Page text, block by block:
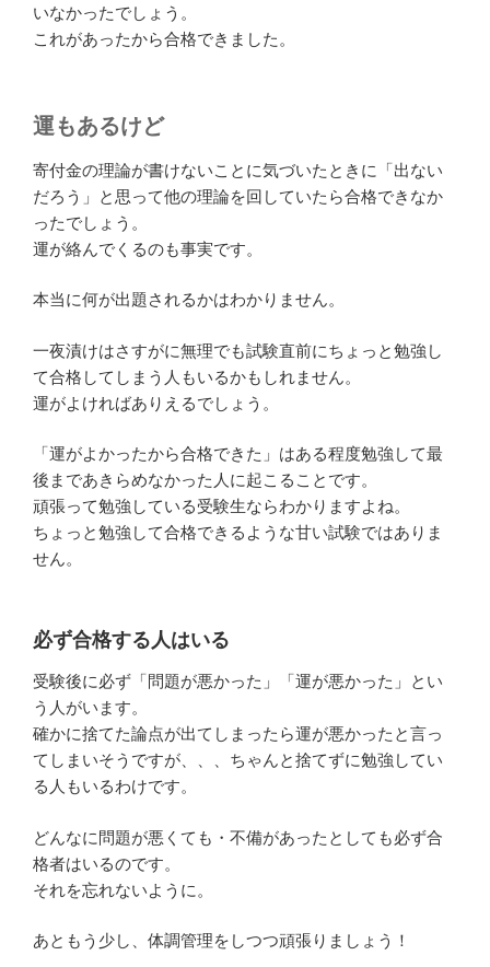
いなかったでしょう。
これがあったから合格できました。
運もあるけど
寄付金の理論が書けないことに気づいたときに「出ない
だろう」と思って他の理論を回していたら合格できなか
ったでしょう。
運が絡んでくるのも事実です。
本当に何が出題されるかはわかりません。
一夜漬けはさすがに無理でも試験直前にちょっと勉強し
て合格してしまう人もいるかもしれません。
運がよければありえるでしょう。
「運がよかったから合格できた」はある程度勉強して最
後まであきらめなかった人に起こることです。
頑張って勉強している受験生ならわかりますよね。
ちょっと勉強して合格できるような甘い試験ではありま
せん。
必ず合格する人はいる
受験後に必ず「問題が悪かった」「運が悪かった」とい
う人がいます。
確かに捨てた論点が出てしまったら運が悪かったと言っ
てしまいそうですが、、、ちゃんと捨てずに勉強してい
る人もいるわけです。
どんなに問題が悪くても・不備があったとしても必ず合
格者はいるのです。
それを忘れないように。
あともう少し、体調管理をしつつ頑張りましょう！